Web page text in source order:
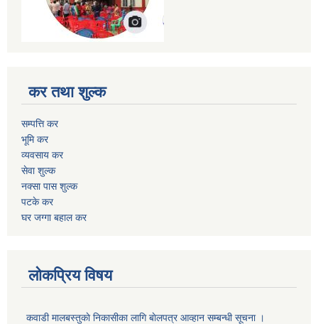
कर तथा शुल्क
सम्पत्ति कर
भूमि कर
व्यवसाय कर
सेवा शुल्क
नक्सा पास शुल्क
पटके कर
घर जग्गा बहाल कर
लोकप्रिय विषय
कवाडी मालबस्तुकाे निकासीका लागि बाेलपत्र आव्हान सम्बन्धी सूचना ।